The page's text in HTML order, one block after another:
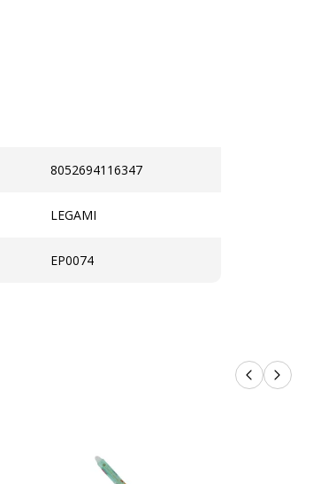
8052694116347
LEGAMI
EP0074
Produits